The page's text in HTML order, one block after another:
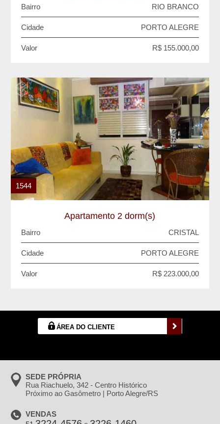
Bairro RIO BRANCO
Cidade PORTO ALEGRE
Valor R$ 155.000,00
1544
Apartamento 2 dorm(s)
Bairro CRISTAL
Cidade PORTO ALEGRE
Valor R$ 223.000,00
ÁREA DO CLIENTE
SEDE PRÓPRIA
Rua Riachuelo, 342 - Centro Histórico
Próximo ao Gasômetro | Porto Alegre/RS
VENDAS